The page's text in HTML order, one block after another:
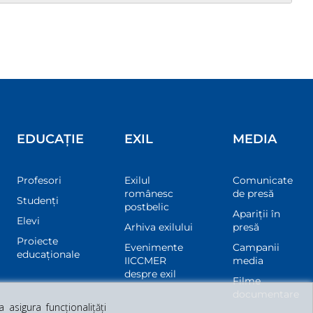
EDUCAȚIE
Profesori
Studenți
Elevi
Proiecte
educaționale
EXIL
Exilul
românesc
postbelic
Arhiva exilului
Evenimente
IICCMER
despre exil
MEDIA
Comunicate
de presă
Apariții în
presă
Campanii
media
Filme
documentare
funcționalițăți